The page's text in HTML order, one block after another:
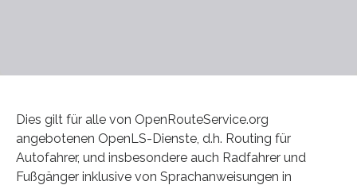
Dies gilt für alle von OpenRouteService.org
angebotenen OpenLS-Dienste, d.h. Routing für
Autofahrer, und insbesondere auch Radfahrer und
Fußgänger inklusive von Sprachanweisungen in